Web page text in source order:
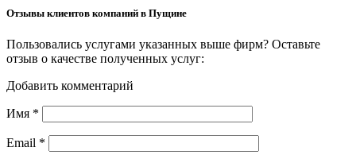
Отзывы клиентов компаний в Пущине
Пользовались услугами указанных выше фирм? Оставьте
отзыв о качестве полученных услуг:
Добавить комментарий
Имя *
Email *